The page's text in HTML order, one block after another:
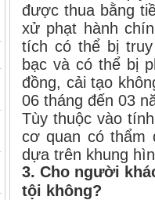
được thua bằng
xử phạt hành
tích có thể bị
bạc và có thể bị
đồng, cải tạo
06 tháng đến 03
Tùy thuộc vào
cơ quan có thẩm
dựa trên khung
3.Cho người
tội không?